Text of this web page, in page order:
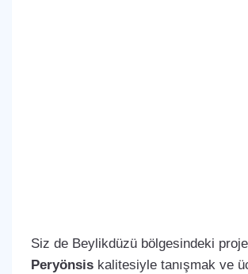
Siz de Beylikdüzü bölgesindeki
Peryönsiskalitesiyle tanışmak ve